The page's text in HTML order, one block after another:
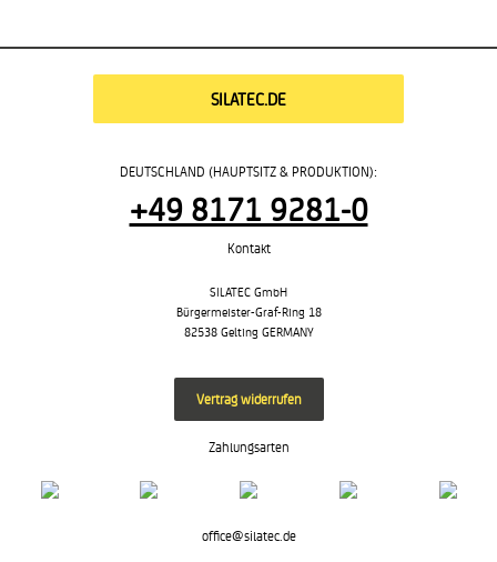
SILATEC.DE
DEUTSCHLAND (HAUPTSITZ & PRODUKTION):
+49 8171 9281-0
Kontakt
SILATEC GmbH
Bürgermeister-Graf-Ring 18
82538 Gelting GERMANY
Vertrag widerrufen
Zahlungsarten
office@silatec.de